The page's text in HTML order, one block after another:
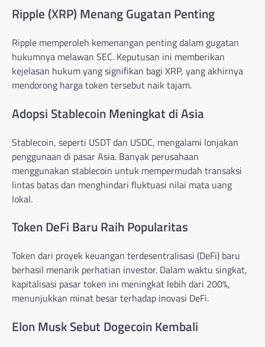
Ripple (XRP) Menang Gugatan Penting
Ripple memperoleh kemenangan penting dalam gugatan
hukumnya melawan SEC. Keputusan ini memberikan
kejelasan hukum yang signifikan bagi XRP, yang akhirnya
mendorong harga token tersebut naik tajam.
Adopsi Stablecoin Meningkat di Asia
Stablecoin, seperti USDT dan USDC, mengalami lonjakan
penggunaan di pasar Asia. Banyak perusahaan
menggunakan stablecoin untuk mempermudah transaksi
lintas batas dan menghindari fluktuasi nilai mata uang
lokal.
Token DeFi Baru Raih Popularitas
Token dari proyek keuangan terdesentralisasi (DeFi) baru
berhasil menarik perhatian investor. Dalam waktu singkat,
kapitalisasi pasar token ini meningkat lebih dari 200%,
menunjukkan minat besar terhadap inovasi DeFi.
Elon Musk Sebut Dogecoin Kembali